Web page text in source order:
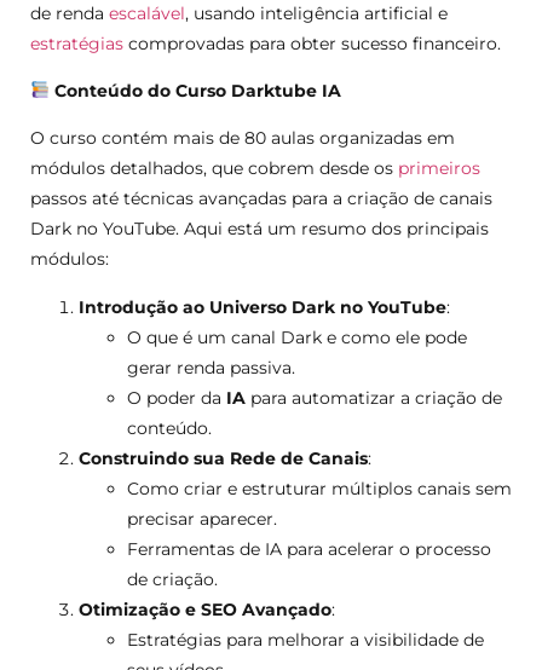
de renda escalável, usando inteligência artificial e
estratégias comprovadas para obter sucesso financeiro.
Conteúdo do Curso Darktube IA
O curso contém mais de 80 aulas organizadas em
módulos detalhados, que cobrem desde os primeiros
passos até técnicas avançadas para a criação de canais
Dark no YouTube. Aqui está um resumo dos principais
módulos:
Introdução ao Universo Dark no YouTube:
O que é um canal Dark e como ele pode
gerar renda passiva.
O poder da IA para automatizar a criação de
conteúdo.
Construindo sua Rede de Canais:
Como criar e estruturar múltiplos canais sem
precisar aparecer.
Ferramentas de IA para acelerar o processo
de criação.
Otimização e SEO Avançado:
Estratégias para melhorar a visibilidade de